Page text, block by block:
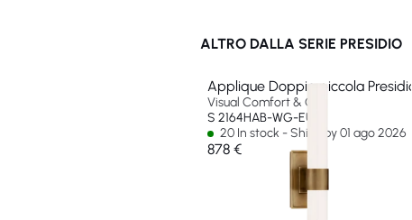
ALTRO DALLA SERIE PRESIDIO
Applique Doppia piccola Presidio
Visual Comfort & Co
S 2164HAB-WG-EU
20 In stock - Ships by 01 ago 2026
878 €